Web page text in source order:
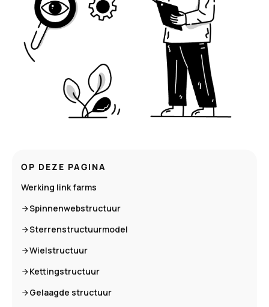
OP DEZE PAGINA
Werking link farms
Spinnenwebstructuur
Sterrenstructuurmodel
Wielstructuur
Kettingstructuur
Gelaagde structuur